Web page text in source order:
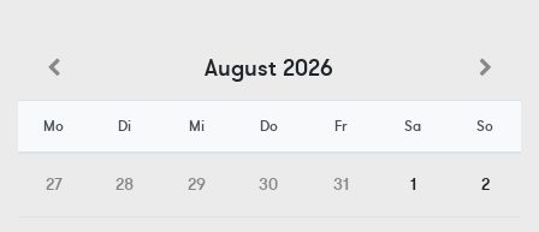
August 2026
Mo Di Mi Do Fr Sa So
27 28 29 30 31 1 2